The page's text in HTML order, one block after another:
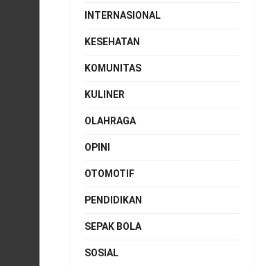
INTERNASIONAL
KESEHATAN
KOMUNITAS
KULINER
OLAHRAGA
OPINI
OTOMOTIF
PENDIDIKAN
SEPAK BOLA
SOSIAL